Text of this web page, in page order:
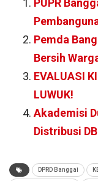
PUPR
Pemda
Bersih
EVALUASI
LUWUK!
Akademisi
Distribusi
DPRD Banggai